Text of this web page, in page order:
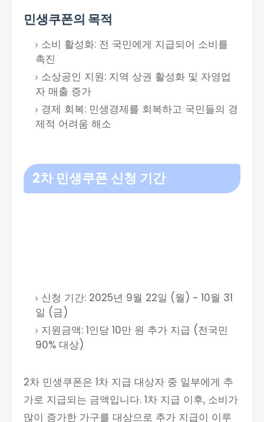
민생쿠폰의 목적
소비 활성화: 전 국민에게 지급되어 소비를
촉진
소상공인 지원: 지역 상권 활성화 및 자영업
자 매출 증가
경제 회복: 민생경제를 회복하고 국민들의 경
제적 어려움 해소
2차 민생쿠폰 신청 기간
신청 기간: 2025년 9월 22일 (월) ~ 10월 31
일 (금)
지원금액: 1인당 10만 원 추가 지급 (전국민
90% 대상)
2차 민생쿠폰은 1차 지급 대상자 중 일부에게 추
가로 지급되는 금액입니다. 1차 지급 이후, 소비가
많이 증가한 가구를 대상으로 추가 지급이 이루